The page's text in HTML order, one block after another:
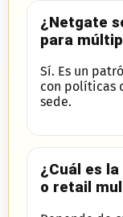
¿Netgate
para
Sí. Es un
con políticas
sede.
¿Cuál es
o retail